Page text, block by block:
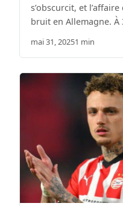
s’obscurcit, et
bruit en Allemagne. À
mai 31, 20251 min